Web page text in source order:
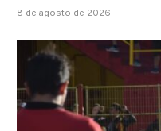
8 de agosto de 2026